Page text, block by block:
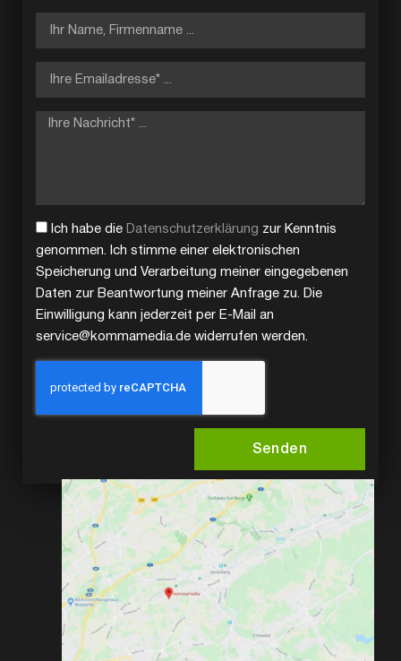
Ich habe die Datenschutzerklärung zur Kenntnis
genommen. Ich stimme einer elektronischen
Speicherung und Verarbeitung meiner eingegebenen
Daten zur Beantwortung meiner Anfrage zu. Die
Einwilligung kann jederzeit per E-Mail an
service@kommamedia.de widerrufen werden.
Senden